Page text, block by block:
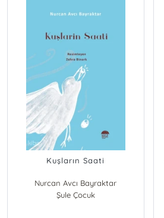
Kuşların Saati
Nurcan Avcı Bayraktar
Şule Çocuk